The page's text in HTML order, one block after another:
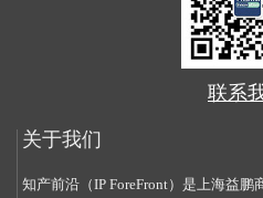
联系
关于我们
知产前沿（IP ForeFront）是上海益鹏